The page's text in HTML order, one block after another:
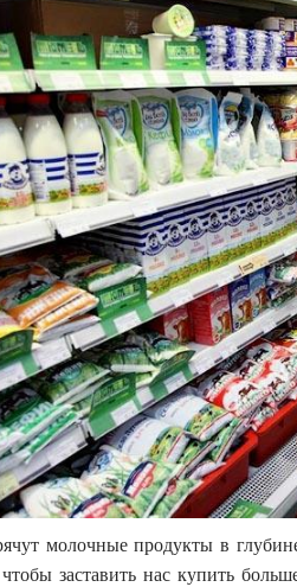
молочные продукты в
заставить нас купить